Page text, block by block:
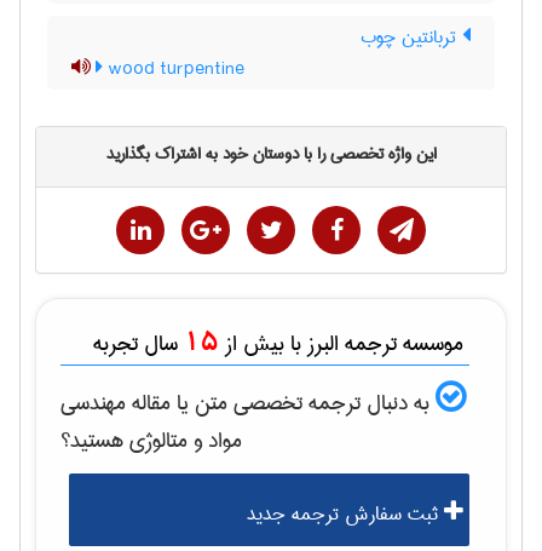
تربانتین چوب
wood turpentine
این واژه تخصصی را با دوستان خود به اشتراک بگذارید
موسسه ترجمه البرز با بیش از 15 سال تجربه
به دنبال ترجمه تخصصی متن یا مقالهمهندسی
مواد و متالوژیهستید؟
ثبت سفارش ترجمه جدید